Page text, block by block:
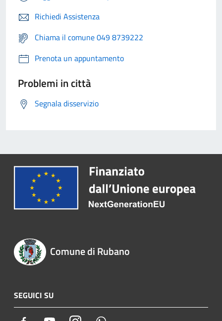
Richiedi Assistenza
Chiama il comune 049 8739222
Prenota un appuntamento
Problemi in città
Segnala disservizio
Comune di Rubano
SEGUICI SU